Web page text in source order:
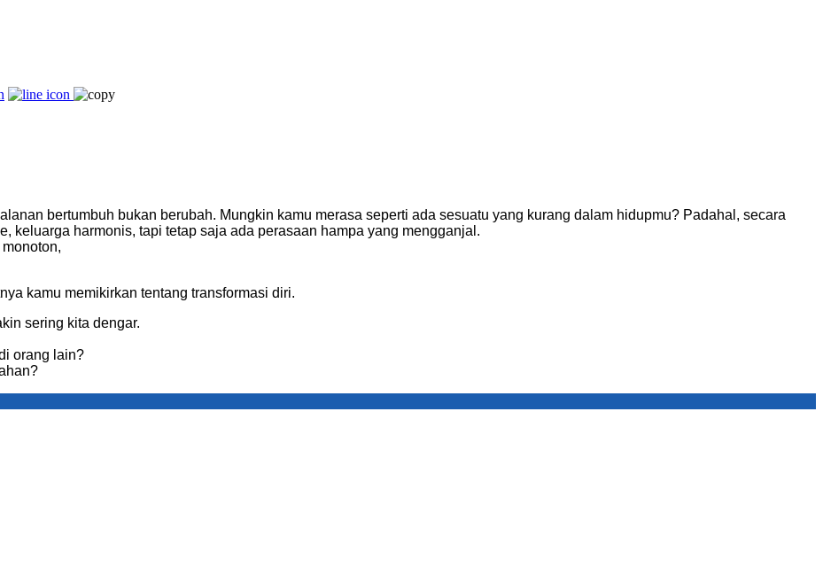
bertumbuh bukan berubah. Mungkin kamu merasa seperti ada sesuatu yang kurang dalam hidupmu? Padahal, secara
keluarga harmonis, tapi tetap saja ada perasaan hampa yang mengganjal.
kamu memikirkan tentang transformasi diri.
sering kita dengar.
orang lain?